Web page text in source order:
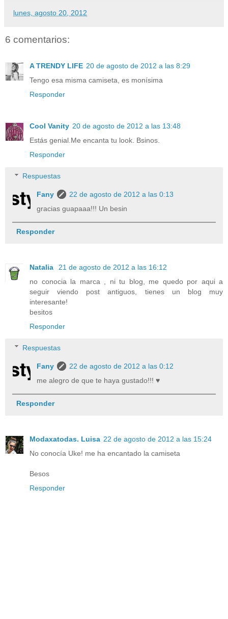
lunes, agosto 20, 2012
6 comentarios:
A TRENDY LIFE 20 de agosto de 2012 a las 8:29
Tengo esa misma camiseta, es monísima
Responder
Cool Vanity 20 de agosto de 2012 a las 13:48
Estás genial.Me encanta tu look. Bsinos.
Responder
Respuestas
Fany
22 de agosto de 2012 a las 0:13
gracias guapaaa!!! Un besin
Responder
Natalia
21 de agosto de 2012 a las 16:12
no conocia la marca , ni tu blog, me quedo por aqui a
seguir viendo post antiguos, tienes un blog muy
interesante!
besitos
Responder
Respuestas
Fany
22 de agosto de 2012 a las 0:12
me alegro de que te haya gustado!!! ♥
Responder
Modaxatodas. Luisa 22 de agosto de 2012 a las 15:24
No conocía Uke! me ha encantado la camiseta
Besos
Responder